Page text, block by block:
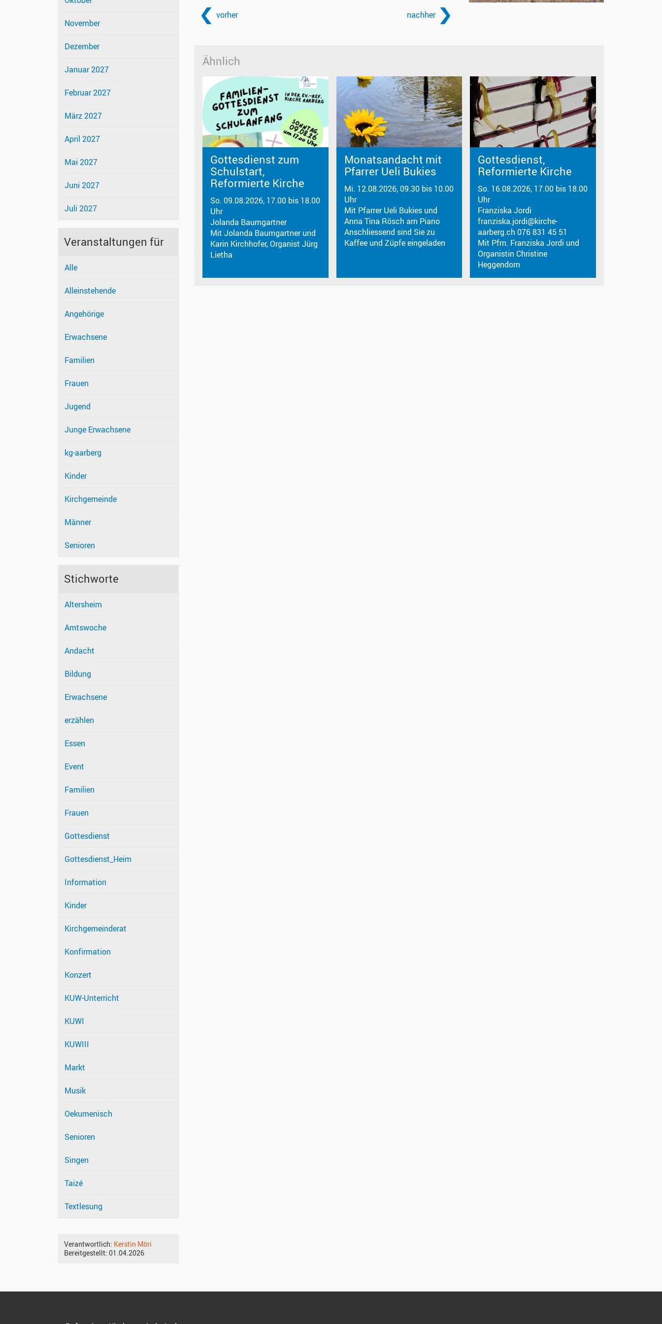
November
Dezember
Januar 2027
Februar 2027
März 2027
April 2027
Mai 2027
Juni 2027
Juli 2027
Veranstaltungen für
Alle
Alleinstehende
Angehörige
Erwachsene
Familien
Frauen
Jugend
Junge Erwachsene
kg-aarberg
Kinder
Kirchgemeinde
Männer
Senioren
Stichworte
Altersheim
Amtswoche
Andacht
Bildung
Erwachsene
erzählen
Essen
Event
Familien
Frauen
Gottesdienst
Gottesdienst_Heim
Information
Kinder
Kirchgemeinderat
Konfirmation
Konzert
KUW-Unterricht
KUWI
KUWIII
Markt
Musik
Oekumenisch
Senioren
Singen
Taizé
Textlesung
Verantwortlich: Kerstin Möri
Bereitgestellt: 01.04.2026
vorher nachher
Ähnlich
Gottesdienst zum
Schulstart,
Reformierte Kirche
So. 09.08.2026, 17.00 bis 18.00
Uhr
Jolanda Baumgartner
Mit Jolanda Baumgartner und
Karin Kirchhofer, Organist Jürg
Lietha
Monatsandacht mit
Pfarrer Ueli Bukies
Mi. 12.08.2026, 09.30 bis 10.00
Uhr
Mit Pfarrer Ueli Bukies und
Anna Tina Rösch am Piano
Anschliessend sind Sie zu
Kaffee und Züpfe eingeladen
Gottesdienst,
Reformierte Kirche
So. 16.08.2026, 17.00 bis 18.00
Uhr
Franziska Jordi
franziska.jordi@kirche-
aarberg.ch 076 831 45 51
Mit Pfrn. Franziska Jordi und
Organistin Christine
Heggendorn